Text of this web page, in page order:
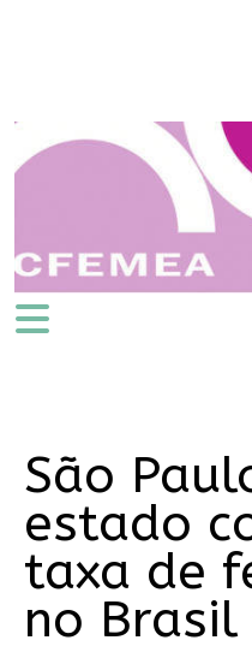
São
estado
taxa de
no Brasil